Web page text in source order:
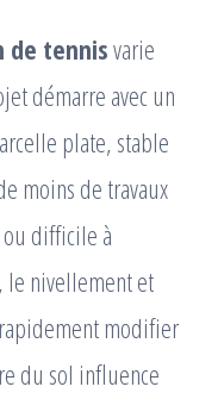
de tennisvarie
démarre avec un
plate, stable
moins de travaux
difficile à
le nivellement et
modifier
du sol influence